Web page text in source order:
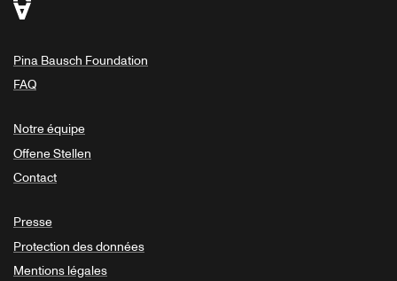
Pina Bausch Foundation
FAQ
Notre équipe
Offene Stellen
Contact
Presse
Protection des données
Mentions légales